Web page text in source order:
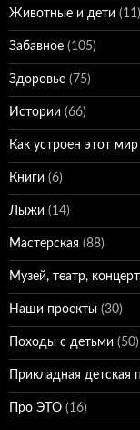
Животные и дети (11)
Забавное (105)
Здоровье (75)
Истории (66)
Как устроен этот мир
Книги (6)
Лыжи (14)
Мастерская (88)
Музей, театр,
Наши проекты (30)
Походы с детьми (50)
Прикладная детская
Про ЭТО (16)